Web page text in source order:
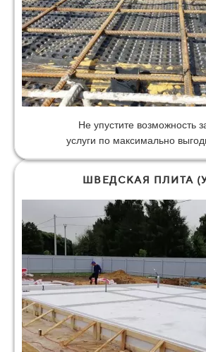
Не упустите возможность
услуги по максимально
ШВЕДСКАЯ ПЛИТА